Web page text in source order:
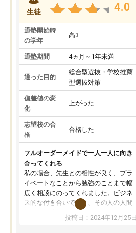
生徒 4.0
通塾開始時
の学年
高3
通塾期間 4ヵ月～1年未満
通った目的
総合型選抜・学校推薦
型選抜対策
偏差値の変
化
上がった
志望校の合
格
合格した
フルオーダーメイドで一人一人に向き
合ってくれる
私の場合、先生との相性が良く、プラ
イベートなことから勉強のことまで幅
広く相談にのってくれました。ビジネ
ス的な付き合いでなく、その人の人間
性までを適切に把握し、むきあってい
るなぁと強く感じることできました。
投稿日：2024年12月25日